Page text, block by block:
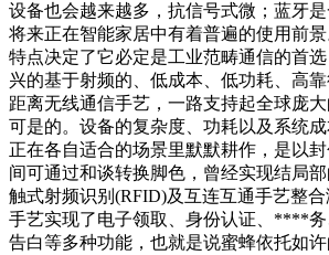
设备也会越来越多，抗信号式微；蓝牙是
将来正在智能家居中有着普遍的使用前
特点决定了它必定是工业范畴通信的首
兴的基于射频的、低成本、低功耗、高
距离无线通信手艺，一路支持起全球庞
可是的。设备的复杂度、功耗以及系统
正在各自适合的场景里默默耕作，是以
间可通过和谈转换脚色，曾经实现结局
触式射频识别(RFID)及互连互通手艺整
手艺实现了电子领取、身份认证、****务
告白等多种功能，也就是说蜜蜂依托如